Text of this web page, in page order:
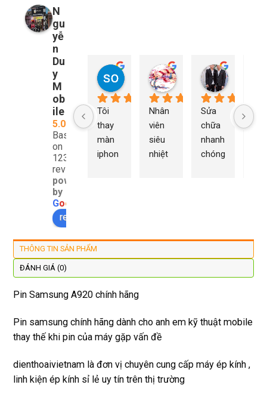
N
gu
yễ
n
Du
y
M
ob
ile
5.0
Based
on
1232
reviews
powered
by
Goo
review us on
so young
2 năm trước
Tôi
thay
màn
iphon
lại
xịn
phí.
Rất
My Nguyễn
2 năm trước
Nhân
viên
siêu
nhiệt
tôi sẽ
Sửa
chữa
nhanh
chóng
đây
bền
n
THÔNG TIN SẢN PHẨM
ĐÁNH GIÁ (0)
Pin Samsung A920 chính hãng
Pin samsung chính hãng dành cho anh em kỹ thuật mobile
thay thế khi pin của máy gặp vấn đề
dienthoaivietnam là đơn vị chuyên cung cấp máy ép kính ,
linh kiện ép kính sỉ lẻ uy tín trên thị trường